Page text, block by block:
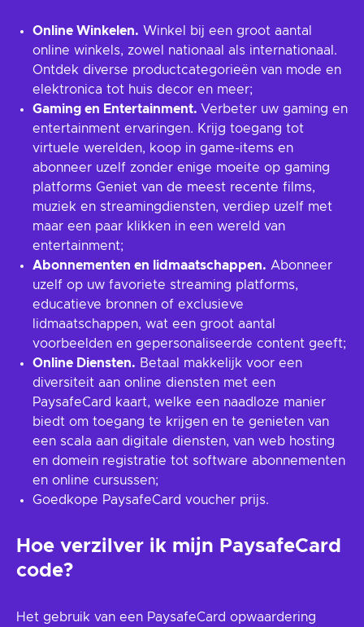
Online Winkelen. Winkel bij een groot aantal
online winkels, zowel nationaal als internationaal.
Ontdek diverse productcategorieën van mode en
elektronica tot huis decor en meer;
Gaming en Entertainment. Verbeter uw gaming en
entertainment ervaringen. Krijg toegang tot
virtuele werelden, koop in game-items en
abonneer uzelf zonder enige moeite op gaming
platforms Geniet van de meest recente films,
muziek en streamingdiensten, verdiep uzelf met
maar een paar klikken in een wereld van
entertainment;
Abonnementen en lidmaatschappen. Abonneer
uzelf op uw favoriete streaming platforms,
educatieve bronnen of exclusieve
lidmaatschappen, wat een groot aantal
voorbeelden en gepersonaliseerde content geeft;
Online Diensten. Betaal makkelijk voor een
diversiteit aan online diensten met een
PaysafeCard kaart, welke een naadloze manier
biedt om toegang te krijgen en te genieten van
een scala aan digitale diensten, van web hosting
en domein registratie tot software abonnementen
en online cursussen;
Goedkope PaysafeCard voucher prijs.
Hoe verzilver ik mijn PaysafeCard
code?
Het gebruik van een PaysafeCard opwaardering